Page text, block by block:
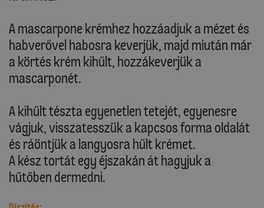
A mascarpone krémhez hozzáadjuk a mézet és
habverővel habosra keverjük, majd miután már
a körtés krém kihűlt, hozzákeverjük a
mascarponét.
A kihűlt tészta egyenetlen tetejét, egyenesre
vágjuk, visszatesszük a kapcsos forma oldalát
és ráöntjük a langyosra hűlt krémet.
A kész tortát egy éjszakán át hagyjuk a
hűtőben dermedni.